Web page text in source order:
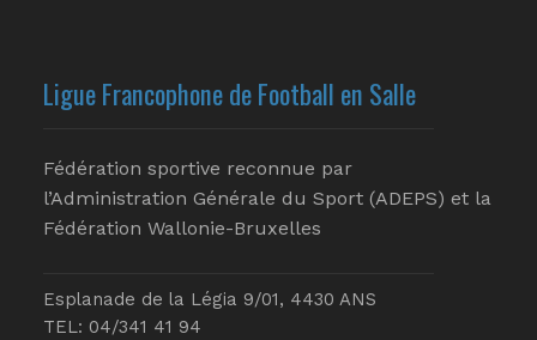
Ligue Francophone de Football en Salle
Fédération sportive reconnue par
l’Administration Générale du Sport (ADEPS) et la
Fédération Wallonie-Bruxelles
Esplanade de la Légia 9/01, 4430 ANS
TEL: 04/341 41 94